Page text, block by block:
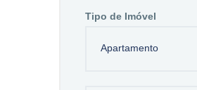
Tipo de Imóvel
Apartamento